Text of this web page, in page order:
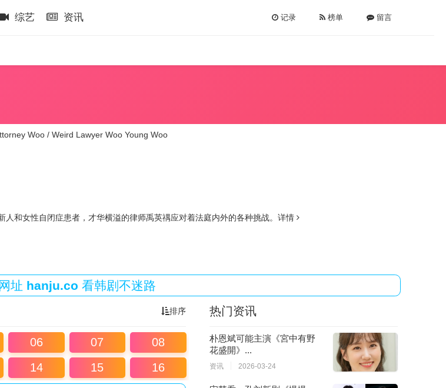
综艺 资讯 记录 榜单 留言
Woo / Weird Lawyer Woo Young Woo
和女性自闭症患者，才华横溢的律师禹英禑应对着法庭内外的各种挑战。 详情
网址 hanju.co 看韩剧不迷路
排序
06 07
08
14 15 16
热门资讯
朴恩斌可能主演《宮中有野
花盛開》...
资讯 2026-03-24